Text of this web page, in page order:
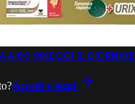
A €0,99LEGGI IL GIORNALE
Accedi e leggi